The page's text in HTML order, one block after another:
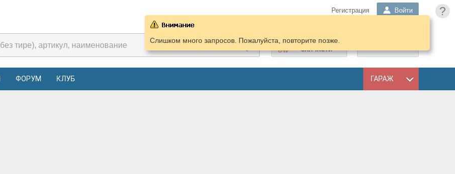
?
Регистрация Войти
ПОДОБРАТЬ
ЗАПЧАСТИ
ФОРУМ КЛУБ ГАРАЖ
Слишком много запросов. Пожалуйста, повторите позже.